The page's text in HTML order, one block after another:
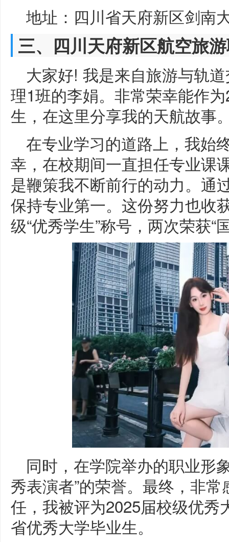
地址：四川省天府新区剑南
三、四川天府新区航空旅
大家好! 我是来自旅游与轨
理1班的李娟。非常荣幸能作
生，在这里分享我的天航故事
在专业学习的道路上，我始
幸，在校期间一直担任专业课
是鞭策我不断前行的动力。通
保持专业第一。这份努力也收
级“优秀学生”称号，两次荣获“
同时，在学院举办的职业形
秀表演者”的荣誉。最终，非
任，我被评为2025届校级优
省优秀大学毕业生。